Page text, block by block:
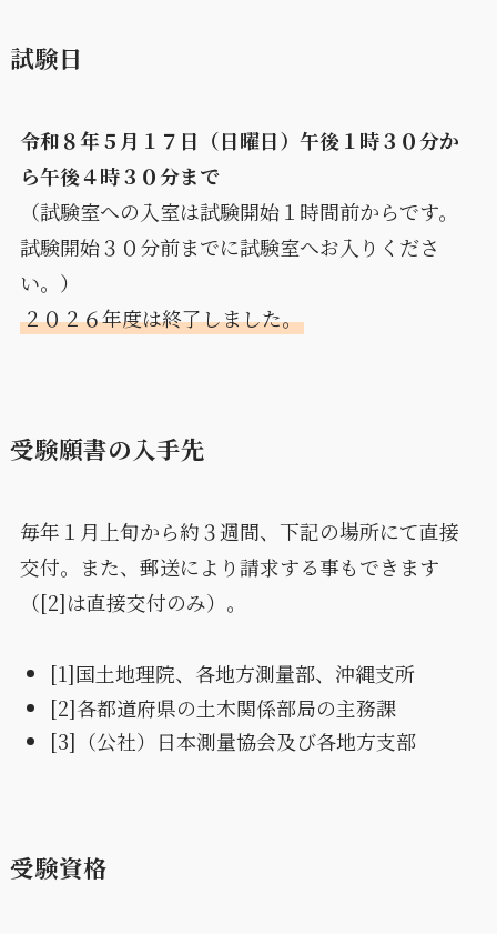
試験日
令和８年５月１７日（日曜日）午後１時３０分か
ら午後４時３０分まで
（試験室への入室は試験開始１時間前からです。
試験開始３０分前までに試験室へお入りくださ
い。）
２０２６年度は終了しました。
受験願書の入手先
毎年１月上旬から約３週間、下記の場所にて直接
交付。また、郵送により請求する事もできます
（[2]は直接交付のみ）。
[1]国土地理院、各地方測量部、沖縄支所
[2]各都道府県の土木関係部局の主務課
[3]（公社）日本測量協会及び各地方支部
受験資格